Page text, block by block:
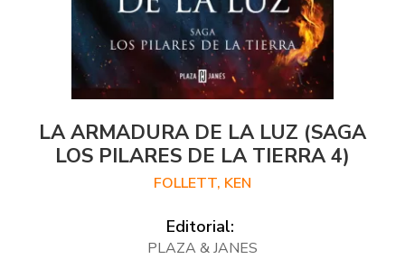
LA ARMADURA DE LA LUZ (SAGA
LOS PILARES DE LA TIERRA 4)
FOLLETT, KEN
Editorial:
PLAZA & JANES